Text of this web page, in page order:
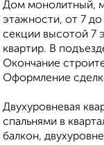
Дом монолитный,
этажности, от 7
секции высотой 7
квартир. В
Окончание
Оформление
Двухуровневая
спальнями в
балкон,